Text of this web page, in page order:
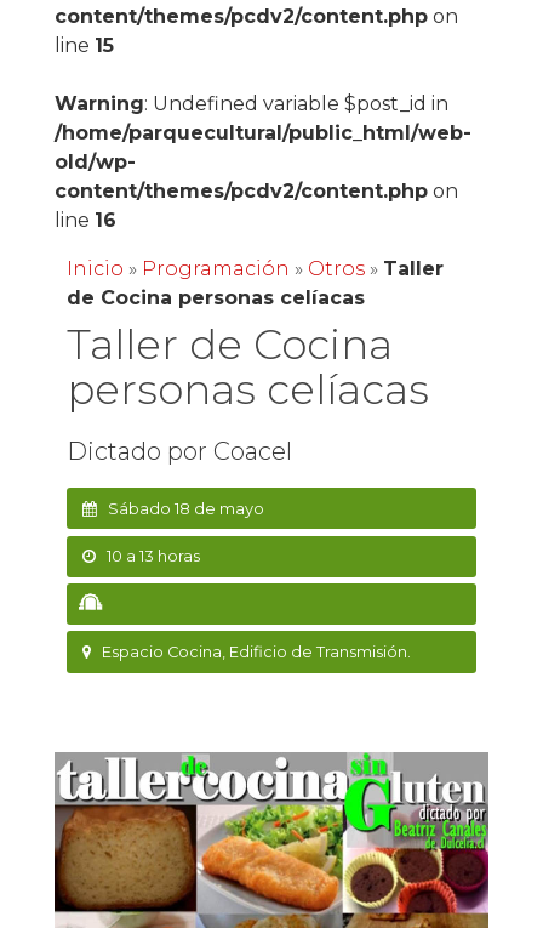
content/themes/pcdv2/content.phpon
line 15
Warning: Undefined variable $post_id in
/home/parquecultural/public_html/web-
old/wp-
content/themes/pcdv2/content.phpon
line 16
Inicio » Programación » Otros» Taller
de Cocina personas celíacas
Taller de Cocina
personas celíacas
Dictado por Coacel
Sábado 18 de mayo
10 a 13 horas
Espacio Cocina, Edificio de Transmisión.